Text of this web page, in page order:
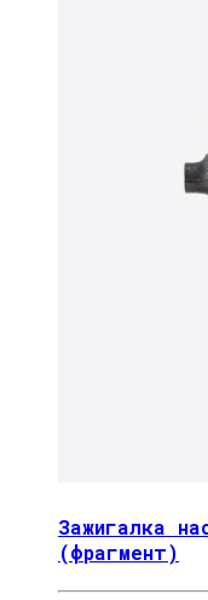
Зажигалка
(фрагмент)